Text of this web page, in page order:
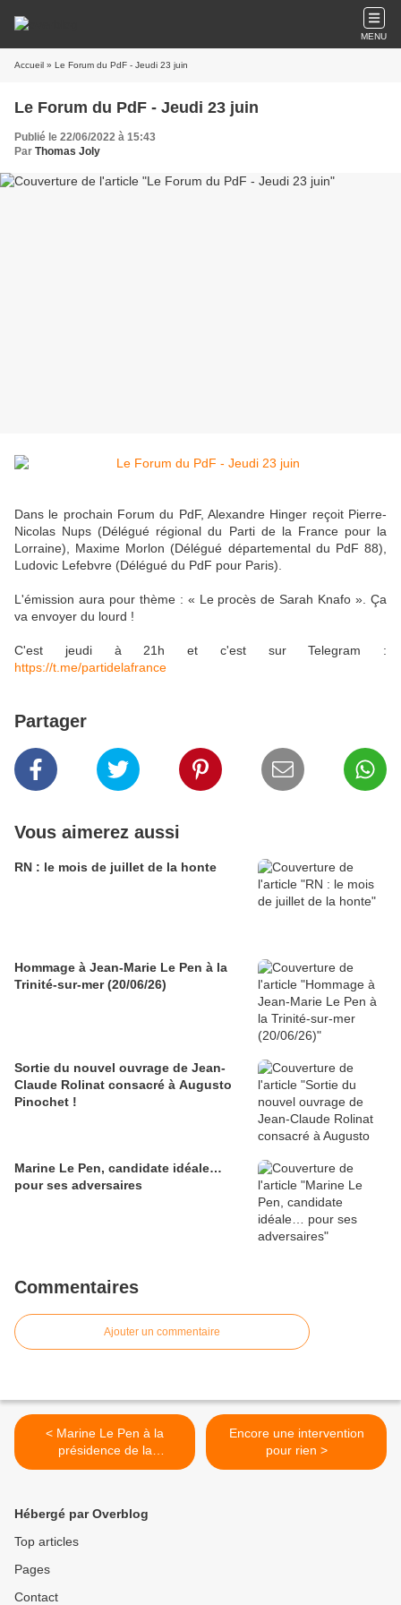
MENU
Accueil » Le Forum du PdF - Jeudi 23 juin
Le Forum du PdF - Jeudi 23 juin
Publié le 22/06/2022 à 15:43
Par Thomas Joly
Dans le prochain Forum du PdF, Alexandre Hinger reçoit Pierre-
Nicolas Nups (Délégué régional du Parti de la France pour la
Lorraine), Maxime Morlon (Délégué départemental du PdF 88),
Ludovic Lefebvre (Délégué du PdF pour Paris).
L'émission aura pour thème : « Le procès de Sarah Knafo ». Ça
va envoyer du lourd !
C'est jeudi à 21h et c'est sur Telegram :
https://t.me/partidelafrance
Partager
Vous aimerez aussi
RN : le mois de juillet de la honte
Hommage à Jean-Marie Le Pen à la
Trinité-sur-mer (20/06/26)
Sortie du nouvel ouvrage de Jean-
Claude Rolinat consacré à Augusto
Pinochet !
Marine Le Pen, candidate idéale…
pour ses adversaires
Commentaires
Ajouter un commentaire
< Marine Le Pen à la
présidence de la
Commission des Finances
Encore une intervention
pour rien >
Hébergé par Overblog
Top articles
Pages
Contact